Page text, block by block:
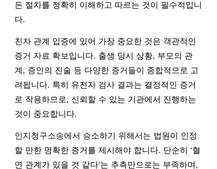
든 절차를 정확히 이해하고 따르는 것이 필수적입니
다.
친자 관계 입증에 있어 가장 중요한 것은 객관적인
증거 자료 확보입니다. 출생 당시 상황, 부모의 관
계, 증인의 진술 등 다양한 증거들이 종합적으로 고
려됩니다. 특히 유전자 검사 결과는 결정적인 증거
로 작용하므로, 신뢰할 수 있는 기관에서 진행하는
것이 중요합니다.
인지청구소송에서 승소하기 위해서는 법원이 인정
할 만한 명확한 증거를 제시해야 합니다. 단순히 ‘혈
연 관계가 있을 것 같다’는 추측만으로는 부족하며,